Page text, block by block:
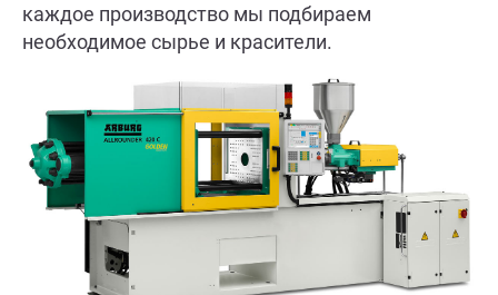
каждое производство мы подбираем
необходимое сырье и красители.